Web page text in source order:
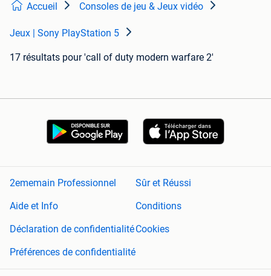
Accueil Consoles de jeu & Jeux vidéo
Jeux | Sony PlayStation 5
17 résultats pour 'call of duty modern warfare 2'
2ememain Professionnel
Sûr et Réussi
Aide et Info
Conditions
Déclaration de confidentialitéCookies
Préférences de confidentialité